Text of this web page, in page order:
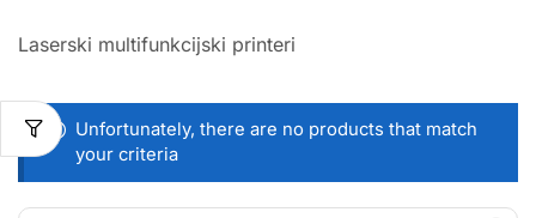
Laserski multifunkcijski printeri
Unfortunately, there are no products that match
your criteria